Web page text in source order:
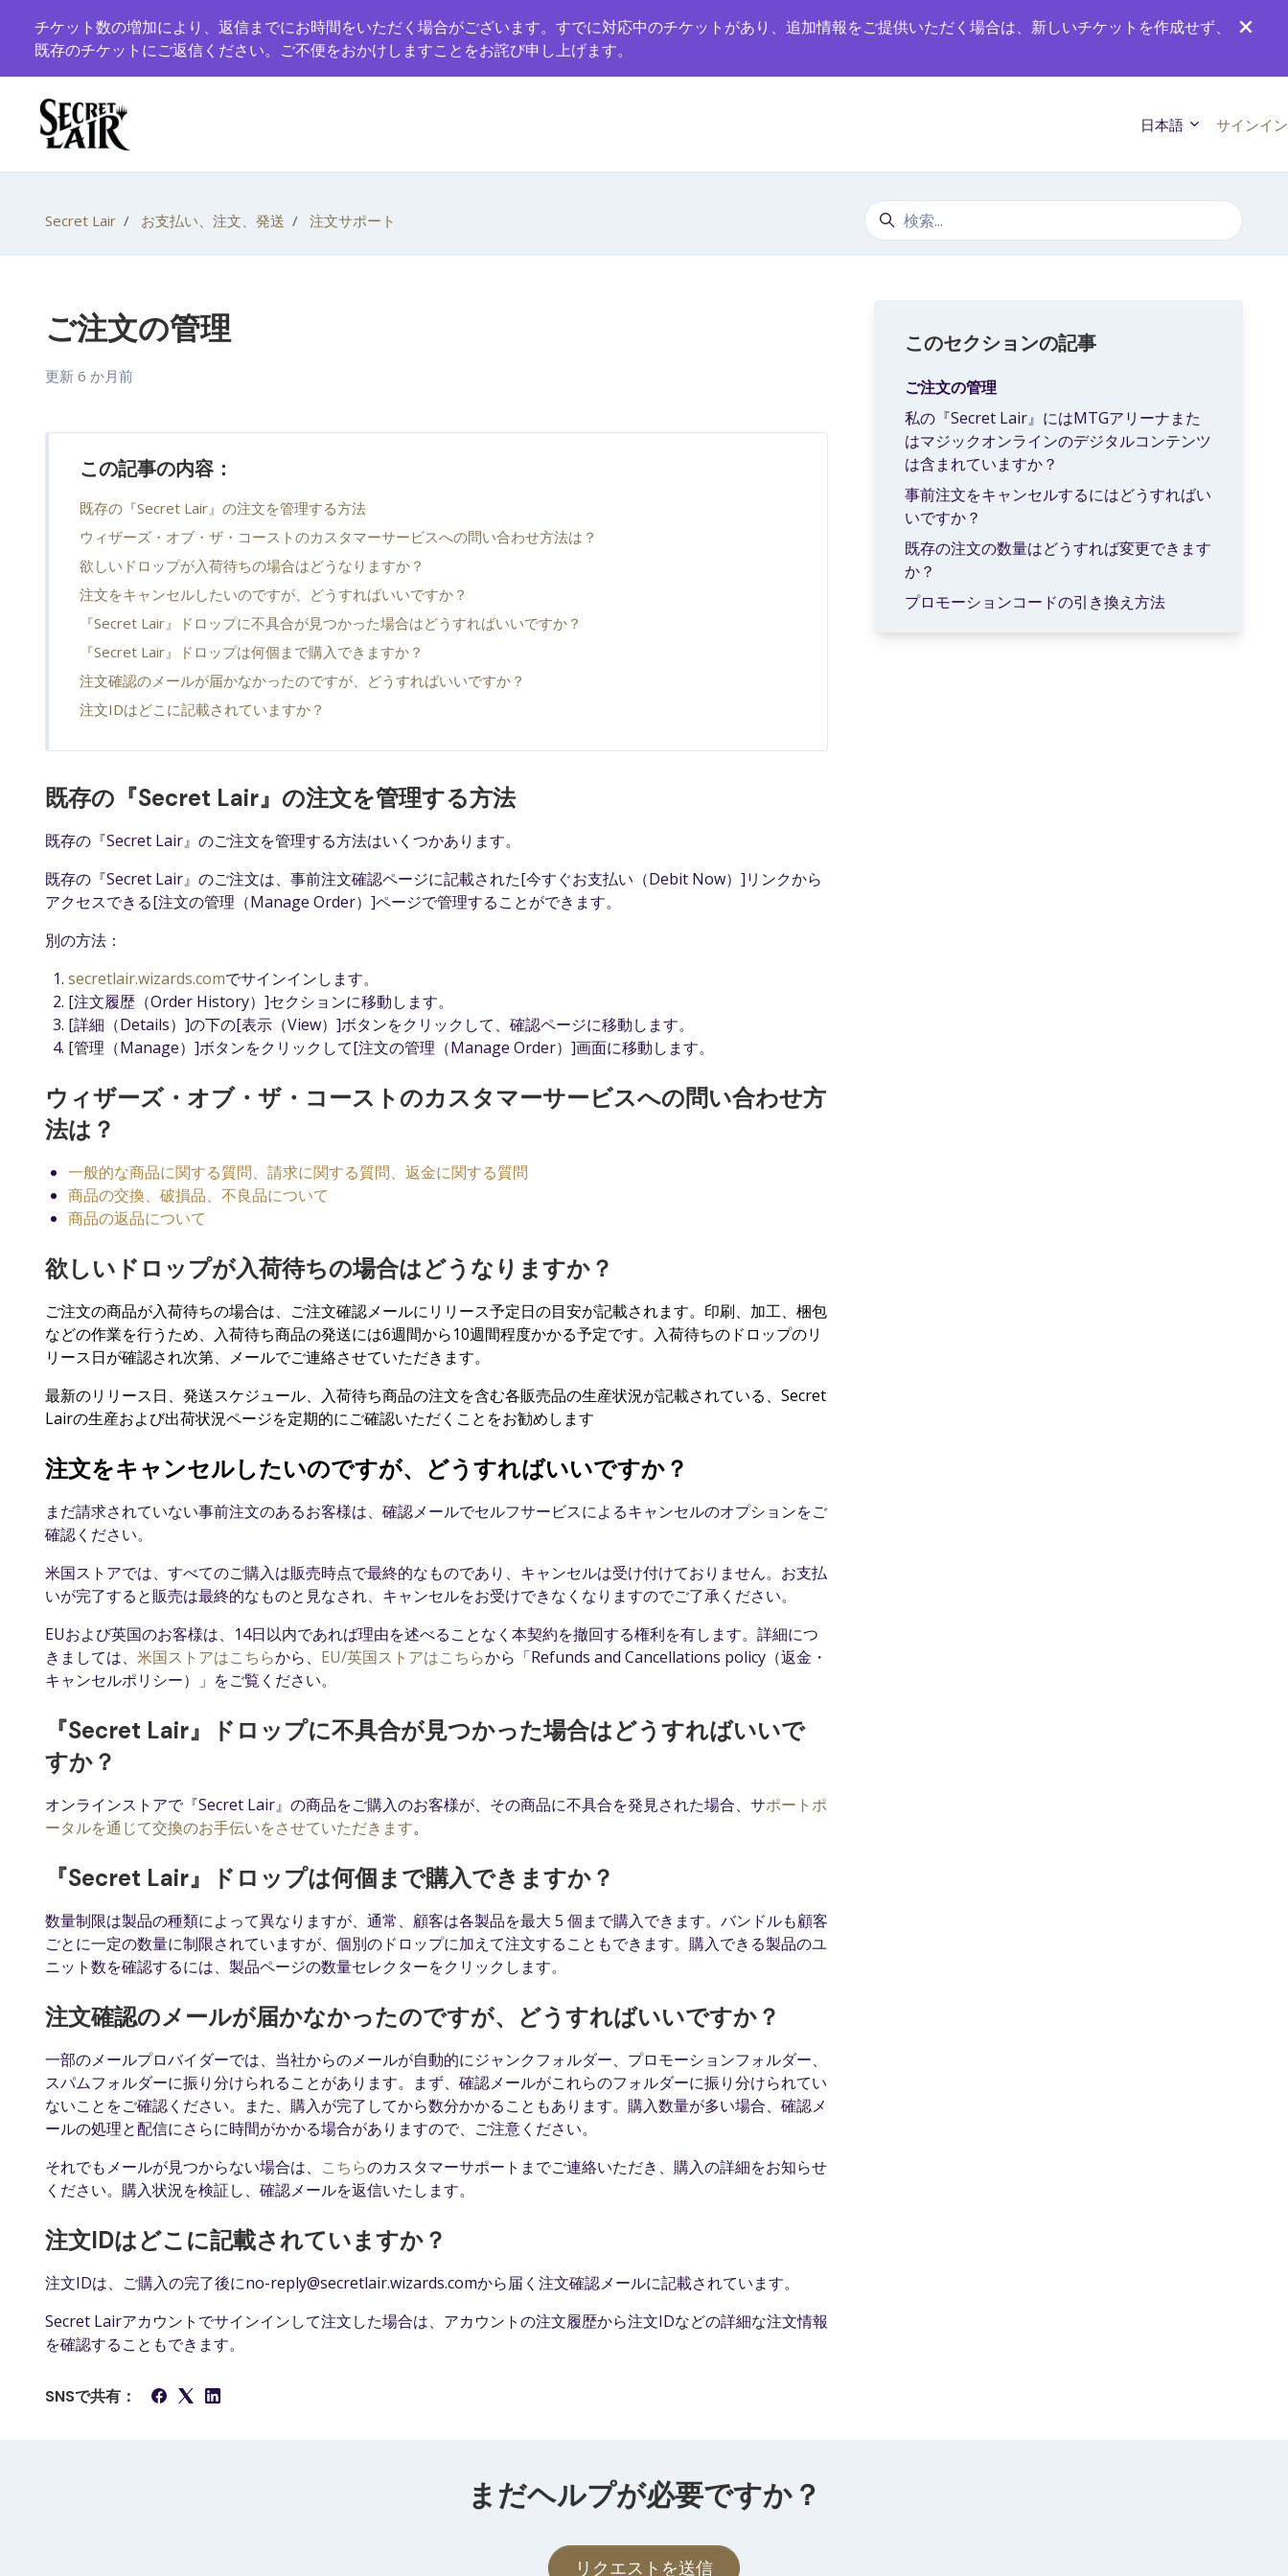
チケット数の増加により、返信までにお時間をいただく場合がございます。すでに対応中のチケットがあり、追加情報をご提供いただく場合は、新しいチケットを作成せず、
既存のチケットにご返信ください。ご不便をおかけしますことをお詫び申し上げます。
日本語 サインイン
Secret Lair お支払い、注文、発送 注文サポート 検索
ご注文の管理
更新 6 か月前
この記事の内容：
既存の『Secret Lair』の注文を管理する方法
ウィザーズ・オブ・ザ・コーストのカスタマーサービスへの問い合わせ方法は？
欲しいドロップが入荷待ちの場合はどうなりますか？
注文をキャンセルしたいのですが、どうすればいいですか？
『Secret Lair』ドロップに不具合が見つかった場合はどうすればいいですか？
『Secret Lair』ドロップは何個まで購入できますか？
注文確認のメールが届かなかったのですが、どうすればいいですか？
注文IDはどこに記載されていますか？
既存の『Secret Lair』の注文を管理する方法
既存の『Secret Lair』のご注文を管理する方法はいくつかあります。
既存の『Secret Lair』のご注文は、事前注文確認ページに記載された[今すぐお支払い（Debit Now）]リンクから
アクセスできる[注文の管理（Manage Order）]ページで管理することができます。
別の方法：
secretlair.wizards.comでサインインします。
[注文履歴（Order History）]セクションに移動します。
[詳細（Details）]の下の[表示（View）]ボタンをクリックして、確認ページに移動します。
[管理（Manage）]ボタンをクリックして[注文の管理（Manage Order）]画面に移動します。
ウィザーズ・オブ・ザ・コーストのカスタマーサービスへの問い合わせ方
法は？
一般的な商品に関する質問、請求に関する質問、返金に関する質問
商品の交換、破損品、不良品について
商品の返品について
欲しいドロップが入荷待ちの場合はどうなりますか？
ご注文の商品が入荷待ちの場合は、ご注文確認メールにリリース予定日の目安が記載されます。印刷、加工、梱包
などの作業を行うため、入荷待ち商品の発送には6週間から10週間程度かかる予定です。入荷待ちのドロップのリ
リース日が確認され次第、メールでご連絡させていただきます。
最新のリリース日、発送スケジュール、入荷待ち商品の注文を含む各販売品の生産状況が記載されている、 Secret
Lairの生産および出荷状況ページを定期的にご確認いただくことをお勧めします
注文をキャンセルしたいのですが、どうすればいいですか？
まだ請求されていない事前注文のあるお客様は、確認メールでセルフサービスによるキャンセルのオプションをご
確認ください。
米国ストアでは、すべてのご購入は販売時点で最終的なものであり、キャンセルは受け付けておりません。お支払
いが完了すると販売は最終的なものと見なされ、キャンセルをお受けできなくなりますのでご了承ください。
EUおよび英国のお客様は、14日以内であれば理由を述べることなく本契約を撤回する権利を有します。詳細につ
きましては、 米国ストアはこちらから、 EU/英国ストアはこちらから「Refunds and Cancellations policy（返金・
キャンセルポリシー）」をご覧ください。
『Secret Lair』ドロップに不具合が見つかった場合はどうすればいいで
すか？
オンラインストアで『Secret Lair』の商品をご購入のお客様が、その商品に不具合を発見された場合、サポートポ
ータルを通じて交換のお手伝いをさせていただきます。
『Secret Lair』ドロップは何個まで購入できますか？
数量制限は製品の種類によって異なりますが、通常、顧客は各製品を最大 5 個まで購入できます。バンドルも顧客
ごとに一定の数量に制限されていますが、個別のドロップに加えて注文することもできます。購入できる製品のユ
ニット数を確認するには、製品ページの数量セレクターをクリックします。
注文確認のメールが届かなかったのですが、どうすればいいですか？
一部のメールプロバイダーでは、当社からのメールが自動的にジャンクフォルダー、プロモーションフォルダー、
スパムフォルダーに振り分けられることがあります。まず、確認メールがこれらのフォルダーに振り分けられてい
ないことをご確認ください。また、購入が完了してから数分かかることもあります。購入数量が多い場合、確認メ
ールの処理と配信にさらに時間がかかる場合がありますので、ご注意ください。
それでもメールが見つからない場合は、 こちらのカスタマーサポートまでご連絡いただき、購入の詳細をお知らせ
ください。購入状況を検証し、確認メールを返信いたします。
注文IDはどこに記載されていますか？
注文IDは、ご購入の完了後にno-reply@secretlair.wizards.comから届く注文確認メールに記載されています。
Secret Lairアカウントでサインインして注文した場合は、アカウントの注文履歴から注文IDなどの詳細な注文情報
を確認することもできます。
SNSで共有：
このセクションの記事
ご注文の管理
私の『Secret Lair』にはMTGアリーナまた
はマジックオンラインのデジタルコンテンツ
は含まれていますか？
事前注文をキャンセルするにはどうすればい
いですか？
既存の注文の数量はどうすれば変更できます
か？
プロモーションコードの引き換え方法
まだヘルプが必要ですか？
リクエストを送信